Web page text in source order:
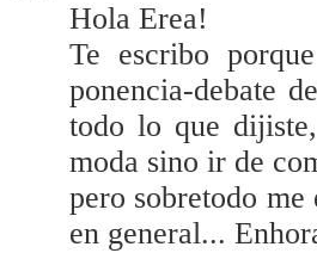
Hola Erea!
Te escribo
ponencia-debate
todo lo que
moda sino ir de
pero sobretodo
en general...